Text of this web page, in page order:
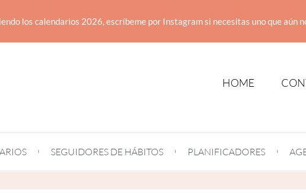
los calendarios 2026, escríbeme por Instagram si necesitas uno que aún
HOME
SEGUIDORES DE HÁBITOS PLANIFICADORES